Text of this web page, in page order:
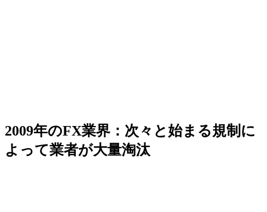
2009年のFX業界：次々と始まる規制に
よって業者が大量淘汰